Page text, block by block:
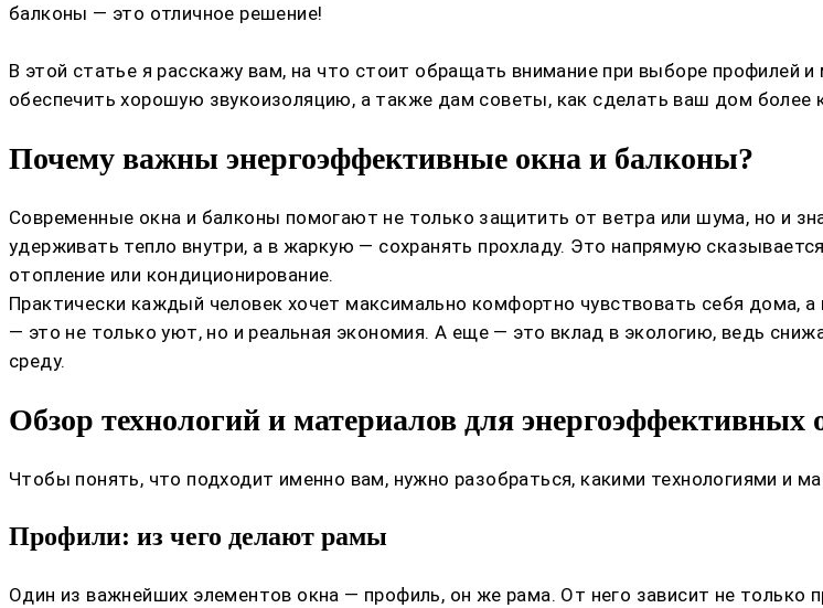
балконы — это отличное решение!
В этой статье я расскажу вам, на что стоит обращать внимание при выборе профилей
обеспечить хорошую звукоизоляцию, а также дам советы, как сделать ваш дом
Почему важны энергоэффективные окна и балконы?
Современные окна и балконы помогают не только защитить от ветра или шума, но и
удерживать тепло внутри, а в жаркую — сохранять прохладу. Это напрямую
отопление или кондиционирование.
Практически каждый человек хочет максимально комфортно чувствовать себя дома,
— это не только уют, но и реальная экономия. А еще — это вклад в экологию, ведь
среду.
Обзор технологий и материалов для энергоэффективных
Чтобы понять, что подходит именно вам, нужно разобраться, какими технологиями и
Профили: из чего делают рамы
Один из важнейших элементов окна — профиль, он же рама. От него зависит не только